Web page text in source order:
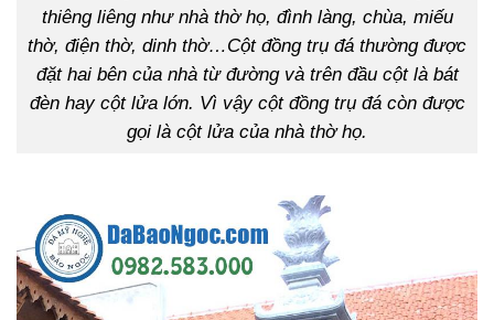
thiêng liêng như nhà thờ họ, đình làng, chùa, miếu
thờ, điện thờ, dinh thờ…Cột đồng trụ đá thường được
đặt hai bên của nhà từ đường và trên đầu cột là bát
đèn hay cột lửa lớn. Vì vậy cột đồng trụ đá còn được
gọi là cột lửa của nhà thờ họ.